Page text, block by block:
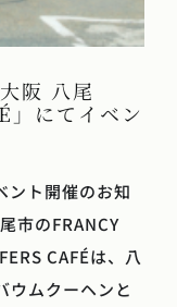
阪 八尾
」にてイベン
ント開催のお知
市のFRANCY
CAFÉは、八
ウムクーヘンと